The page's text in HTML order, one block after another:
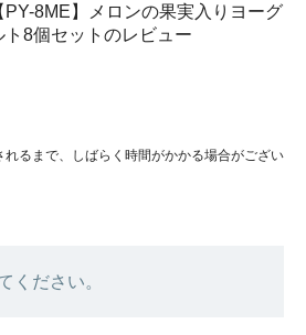
PY-8ME】メロンの果実入りヨーグ
ト8個セットのレビュー
るまで、しばらく時間がかかる場合がござい
ください。